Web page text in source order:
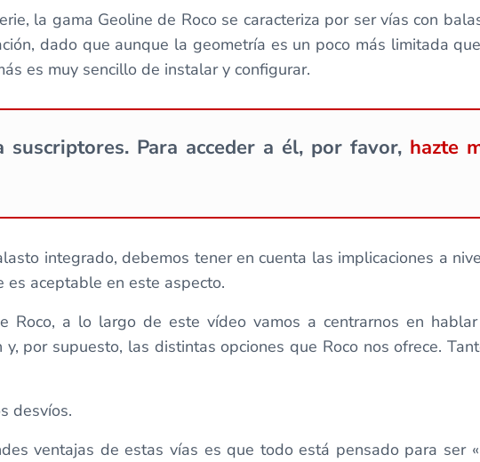
la gama Geoline de Roco se caracteriza por ser vías con
dado que aunque la geometría es un poco más limitada
es muy sencillo de instalar y configurar.
Para acceder a él, por favor, hazte
integrado, debemos tener en cuenta las implicaciones a
es aceptable en este aspecto.
Roco, a lo largo de este vídeo vamos a centrarnos en
por supuesto, las distintas opciones que Roco nos ofrece.
desvíos.
ventajas de estas vías es que todo está pensado para ser